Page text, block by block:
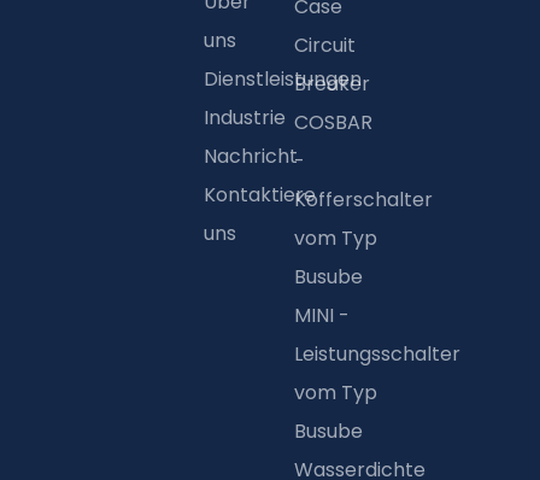
uns
Dienstleistungen
Industrie
Nachricht
Kontaktiere
uns
Case
Circuit
Breaker
COSBAR
-
Kofferschalter
vom Typ
Busube
MINI -
Leistungsschalter
vom Typ
Busube
Wasserdichte